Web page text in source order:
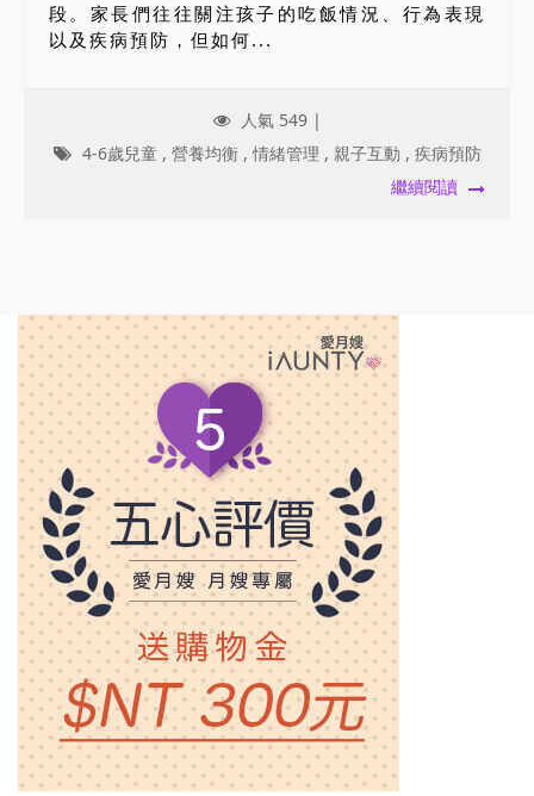
段。家長們往往關注孩子的吃飯情況、行為表現
以及疾病預防，但如何...
人氣 549 |
4-6歲兒童 , 營養均衡 , 情緒管理 , 親子互動 , 疾病預防
繼續閱讀